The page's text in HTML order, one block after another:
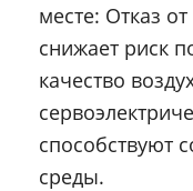
месте: Отказ
снижает риск
качество
способствуют
среды.